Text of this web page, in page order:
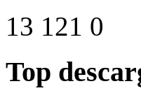
13 121 0
Top